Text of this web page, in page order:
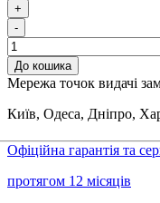
+
-
До кошика
Мережа точок видачі
Київ, Одеса, Дніпро,
Офіційна гарантія та
протягом 12 місяців